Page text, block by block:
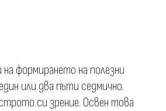
формирането на полезни
или два пъти седмично.
си зрение. Освен това